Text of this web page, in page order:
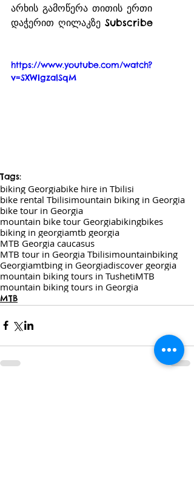
არხის გამოწერა თითის ერთი
დაჭერით ღილაკზე Subscribe
https://www.youtube.com/watch?
v=SXWIgzalSqM
Tags:
biking Georgiabike hire in Tbilisi
bike rental Tbilisimountain biking in Georgia
bike tour in Georgia
mountain bike tour Georgiabikingbikes
biking in georgiamtb georgia
MTB Georgia caucasus
MTB tour in Georgia Tbilisimountainbiking
Georgiamtbing in Georgiadiscover georgia
mountain biking tours in TushetiMTB
mountain biking tours in Georgia
MTB